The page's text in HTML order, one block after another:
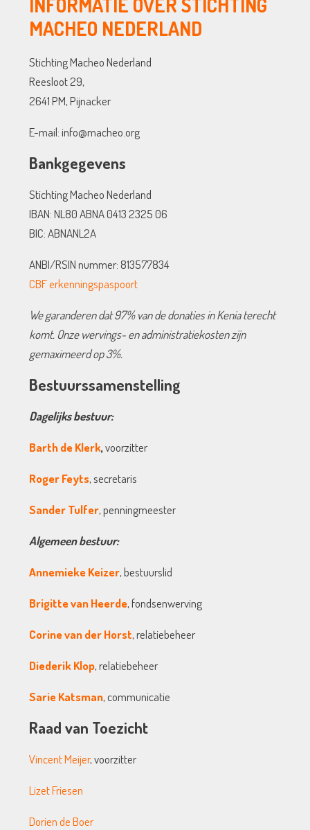
MACHEO NEDERLAND
Stichting Macheo Nederland
Reesloot 29,
2641 PM, Pijnacker
E-mail: info@macheo.org
Bankgegevens
Stichting Macheo Nederland
IBAN: NL80 ABNA 0413 2325 06
BIC: ABNANL2A
ANBI/RSIN nummer: 813577834
CBF erkenningspaspoort
We garanderen dat 97% van de donaties in Kenia terecht
komt. Onze wervings- en administratiekosten zijn
gemaximeerd op 3%.
Bestuurssamenstelling
Dagelijks bestuur:
Barth de Klerk,voorzitter
Roger Feyts, secretaris
Sander Tulfer, penningmeester
Algemeen bestuur:
Annemieke Keizer, bestuurslid
Brigitte van Heerde, fondsenwerving
Corine van der Horst, relatiebeheer
Diederik Klop, relatiebeheer
Sarie Katsman, communicatie
Raad van Toezicht
Vincent Meijer, voorzitter
Lizet Friesen
Dorien de Boer